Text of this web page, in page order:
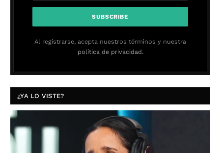
Al registrarse, acepta nuestros términos y nuestra
política de privacidad.
¿YA LO VISTE?